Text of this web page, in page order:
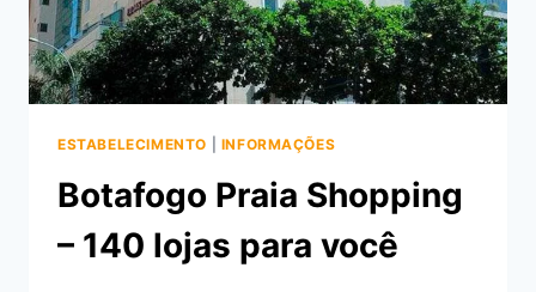
ESTABELECIMENTO INFORMAÇÕES
Botafogo Praia Shopping
– 140 lojas para você